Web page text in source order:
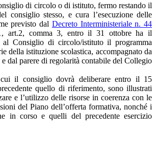
di circolo o di istituto, fermo restando il
consiglio stesso, e cura l’esecuzione delle
previsto dal Decreto Interministeriale n. 44
art.2, comma 3, entro il 31 ottobre ha il
Consiglio di circolo/istituto il programma
della istituzione scolastica, accompagnato da
e dal parere di regolarità contabile del Collegio
il consiglio dovrà deliberare entro il 15
quello di riferimento, sono illustrati
e l’utilizzo delle risorse in coerenza con le
del Piano dell’offerta formativa, nonché i
in corso e quelli del precedente esercizio